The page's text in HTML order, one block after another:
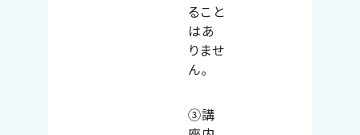
ること
はあ
りませ
ん。
③講